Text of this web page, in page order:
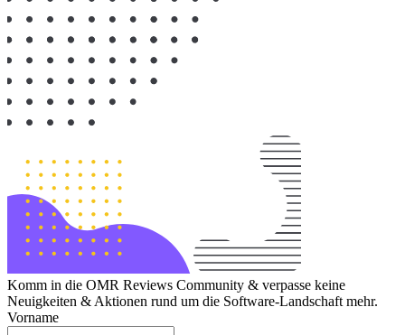
Komm in die OMR Reviews Community & verpasse keine
Neuigkeiten & Aktionen rund um die Software-Landschaft mehr.
Vorname